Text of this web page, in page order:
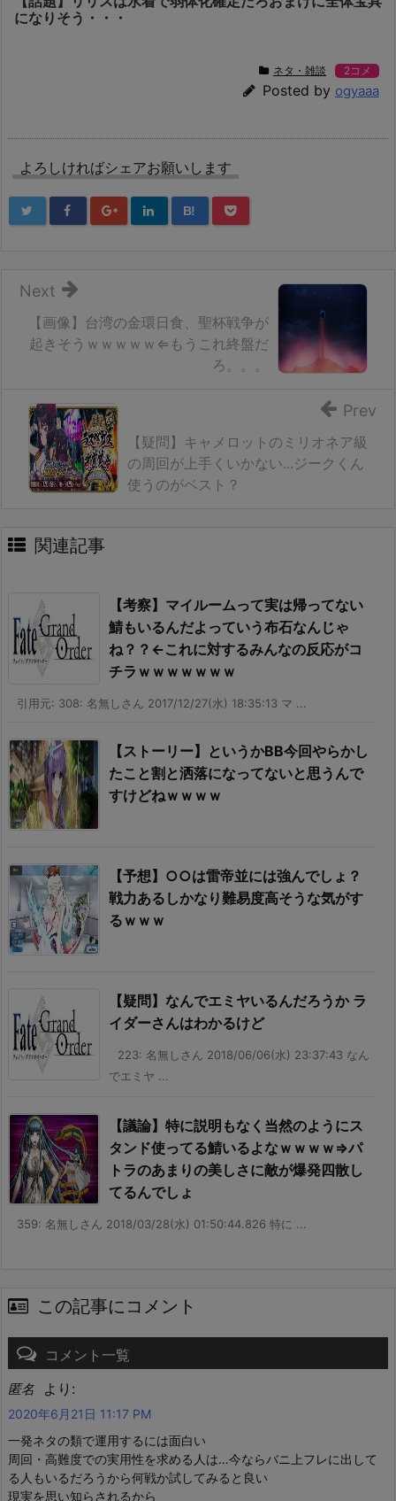
になりそう・・・
ネタ・雑談 2コメ
Posted by ogyaaa
よろしければシェアお願いします
B!
【画像】台湾の金環日食、聖杯戦争が
起きそうｗｗｗｗｗ⇐もうこれ終盤だ
ろ。。。
Next
【疑問】キャメロットのミリオネア級
の周回が上手くいかない...ジークくん
使うのがベスト？
Prev
関連記事
【考察】マイルームって実は帰ってない
鯖もいるんだよっていう布石なんじゃ
ね？？←これに対するみんなの反応がコ
チラｗｗｗｗｗｗｗ
引用元: 308: 名無しさん 2017/12/27(水) 18:35:13 マ ...
【ストーリー】というかBB今回やらかし
たこと割と洒落になってないと思うんで
すけどねｗｗｗｗ
【予想】○○は雷帝並には強んでしょ？
戦力あるしかなり難易度高そうな気がす
るｗｗｗ
【疑問】なんでエミヤいるんだろうか ラ
イダーさんはわかるけど
223: 名無しさん 2018/06/06(水) 23:37:43 なん
でエミヤ ...
【議論】特に説明もなく当然のようにス
タンド使ってる鯖いるよなｗｗｗｗ⇒パ
トラのあまりの美しさに敵が爆発四散し
てるんでしょ
359: 名無しさん 2018/03/28(水) 01:50:44.826 特に ...
この記事にコメント
コメント一覧
匿名 より:
2020年6月21日 11:17 PM
一発ネタの類で運用するには面白い
周回・高難度での実用性を求める人は…今ならバニ上フレに出して
る人もいるだろうから何戦か試してみると良い
現実を思い知らされるから